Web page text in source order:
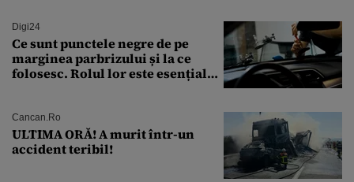
Digi24
Ce sunt punctele negre de pe
marginea parbrizului și la ce
folosesc. Rolul lor este esențial
Cancan.ro
ULTIMA ORĂ! A murit într-un
accident teribil!